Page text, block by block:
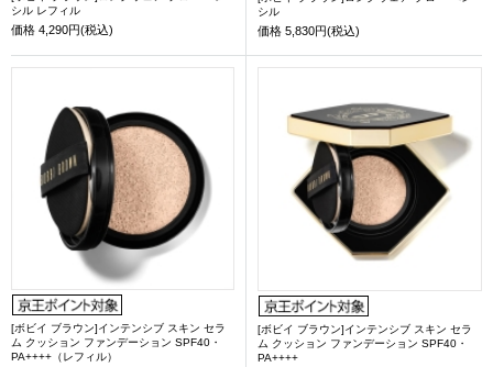
シル レフィル
価格 4,290円(税込)
シル
価格 5,830円(税込)
[ボビイ ブラウン]インテンシブ スキン セラ
ム クッション ファンデーション SPF40・
PA++++（レフィル）
[ボビイ ブラウン]インテンシブ スキン セラ
ム クッション ファンデーション SPF40・
PA++++